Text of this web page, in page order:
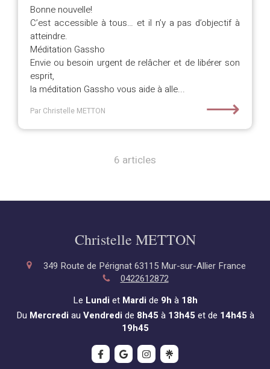
Bonne nouvelle!
C’est accessible à tous… et il n’y a pas d’objectif à
atteindre.
Méditation Gassho
Envie ou besoin urgent de relâcher et de libérer son
esprit,
la méditation Gassho vous aide à alle...
Par Christelle METTON ⟶
6 articles
Christelle METTON
349 Route de Pérignat 63115 Mur-sur-Allier France
0422612872
Le Lundiet Mardide 9h à 18h
Du Mercrediau Vendredide 8h45 à 13h45 et de 14h45 à
19h45